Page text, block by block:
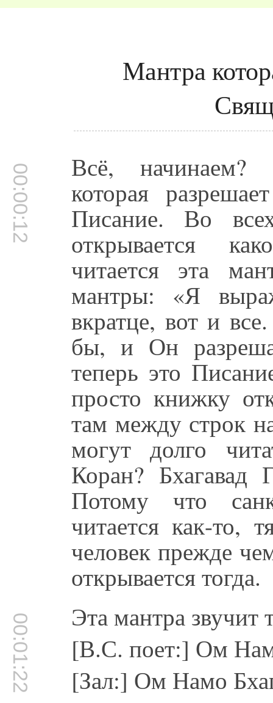
Мантра
00:00:12 Всё, начинаем?
которая
Писание. Во
открывается
читается эта
мантры: «Я
вкратце, вот и
бы, и Он
теперь это
просто книжку
там между строк
могут долго
Коран? Бхагавад
Потому что
читается как-то,
человек прежде
открывается тогда.
00:01:22
Эта мантра звучит
[В.С. поет:] Ом
[Зал:] Ом Намо